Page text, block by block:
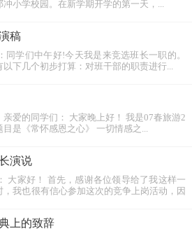
小学校园。在新学期开学的第一天，...
稿
同学们中午好!今天我是来竞选班长一职的。
下几个初步打算：对班干部的职责进行...
爱的同学们： 大家晚上好！ 我是07春旅游2
是《常怀感恩之心》 一切情感之...
演说
大家好！ 首先，感谢各位领导给了我这样一
我也很有信心参加这次的竞争上岗活动，因
上的致辞